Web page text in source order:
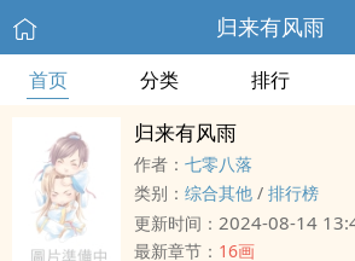
归来有风雨
首页 分类 排行
归来有风雨
作者： 七零八落
类别： 综合其他 / 排行榜
更新时间： 2024-08-14
最新章节： 16画